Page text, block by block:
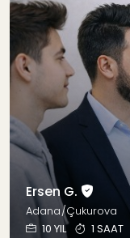
Ersen G.
Adana/Çukurova
10 YIL
1 SAAT